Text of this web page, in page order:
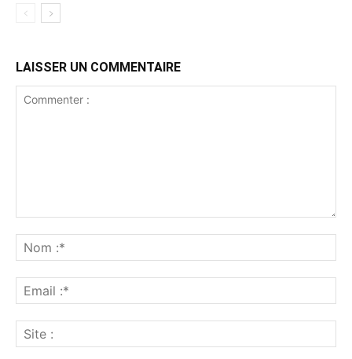
LAISSER UN COMMENTAIRE